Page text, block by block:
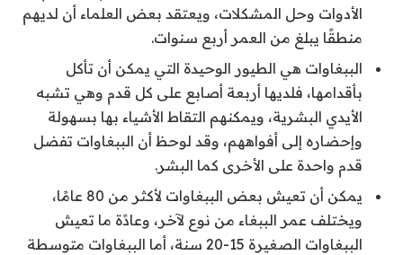
الأدوات وحل المشكلات، ويعتقد بعض العلماء أن لديهم
منطقًا يبلغ من العمر أربع سنوات.
الببغاوات هي الطيور الوحيدة التي يمكن أن تأكل
بأقدامها، فلديها أربعة أصابع على كل قدم وهي تشبه
الأيدي البشرية، ويمكنهم التقاط الأشياء بها بسهولة
وإحضاره إلى أفواههم، وقد لوحظ أن الببغاوات تفضل
قدم واحدة على الأخرى كما البشر.
يمكن أن تعيش بعض الببغاوات لأكثر من 80 عامًا،
ويختلف عمر الببغاء من نوع لآخر، وعادًة ما تعيش
الببغاوات الصغيرة 15-20 سنة، أما الببغاوات متوسطة